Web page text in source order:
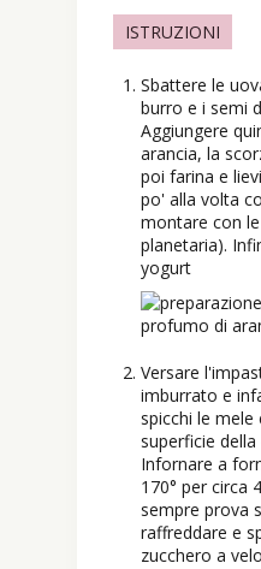
ISTRUZIONI
Sbattere le
burro e i semi
Aggiungere
arancia, la
poi farina e
po' alla volta
montare con
planetaria).
yogurt
Versare
imburrato e
spicchi le mele
superficie della
Infornare a
170° per circa
sempre prova
raffreddare e
zucchero a